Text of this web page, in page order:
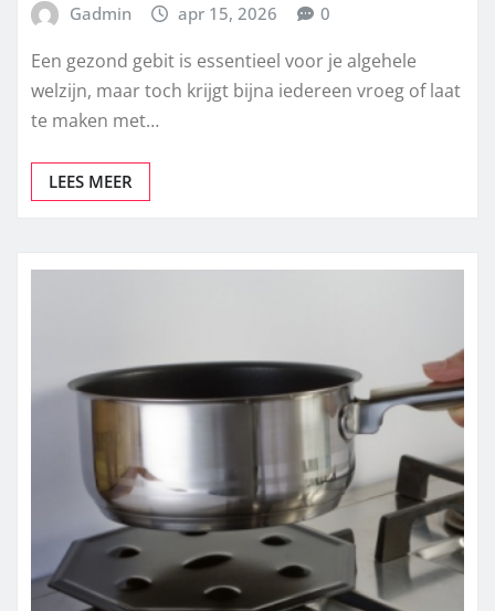
Gadmin apr 15, 2026 0
Een gezond gebit is essentieel voor je algehele
welzijn, maar toch krijgt bijna iedereen vroeg of laat
te maken met…
LEES MEER